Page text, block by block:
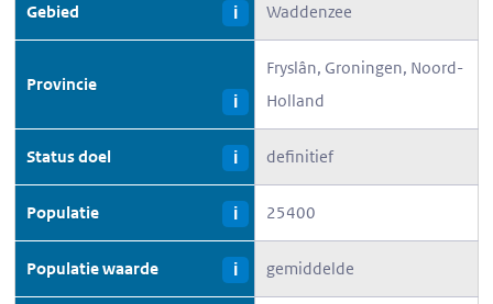
Gebied i Waddenzee
Provincie
i
Fryslân, Groningen, Noord-
Holland
Status doel i definitief
Populatie i 25400
Populatie waarde i gemiddelde